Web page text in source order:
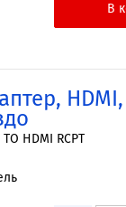
HDMI,
TO HDMI RCPT